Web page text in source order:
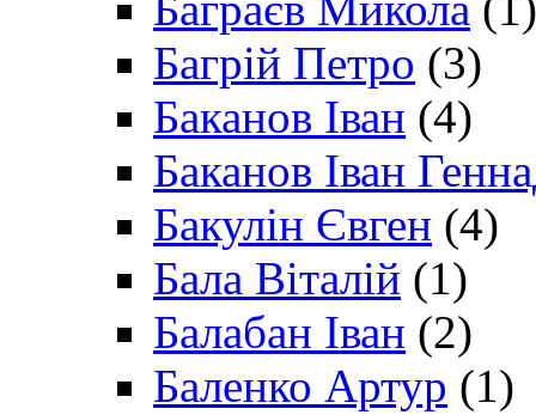
Багрій Петро (3)
Баканов Іван (4)
Баканов Іван
Бакулін Євген (4)
Бала Віталій (1)
Балабан Іван (2)
Баленко Артур (1)